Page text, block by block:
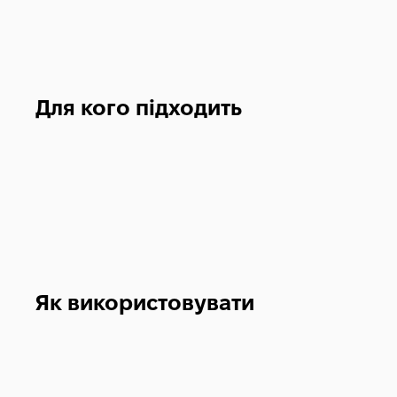
Для кого підходить
Як використовувати